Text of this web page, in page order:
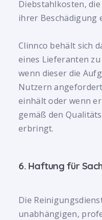
Diebstahlkosten,
ihrer Beschädigung
Clinnco behält sich
eines Lieferanten
wenn dieser die
Nutzern
einhält oder wenn
gemäß den
erbringt.
6. Haftung für
Die
unabhängigen,